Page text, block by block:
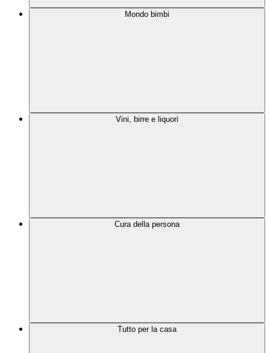
Mondo bimbi
Vini, birre e liquori
Cura della persona
Tutto per la casa